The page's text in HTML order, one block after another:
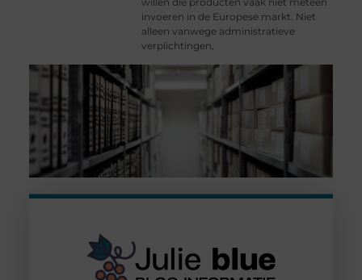
invoeren in de Europese markt. Niet
alleen vanwege administratieve
verplichtingen,